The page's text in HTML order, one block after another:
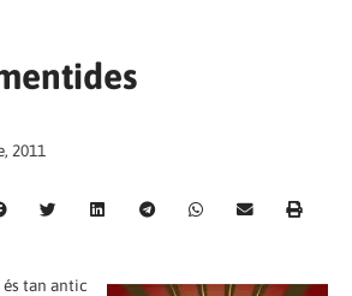
2011
és tan antic